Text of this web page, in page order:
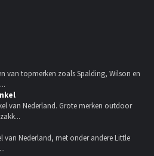
van topmerken zoals Spalding, Wilson en
van Nederland. Grote merken outdoor
van Nederland, met onder andere Little